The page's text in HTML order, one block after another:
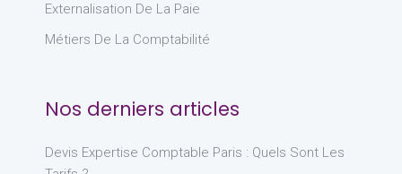
Externalisation De La Paie
Métiers De La Comptabilité
Nos derniers articles
Devis Expertise Comptable Paris : Quels Sont Les